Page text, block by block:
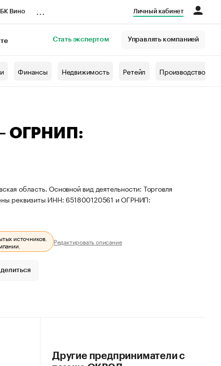
Вино Личный кабинет
Стать экспертом Управлять компанией
Финансы Недвижимость Ретейл Производство
ОГРНИП:
область. Основной вид деятельности: Торговля
реквизиты ИНН: 651800120561 и ОГРНИП:
источников.
Редактировать описание
Другие предприниматели с